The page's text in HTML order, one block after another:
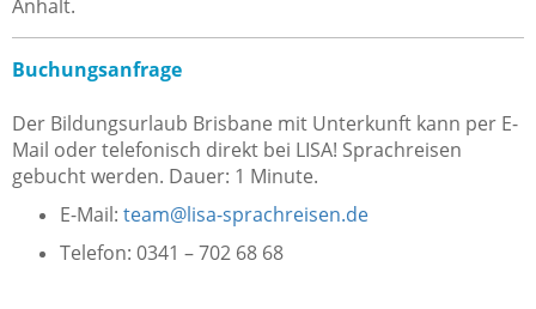
Anhalt.
Buchungsanfrage
Der Bildungsurlaub Brisbane mit Unterkunft kann per E-
Mail oder telefonisch direkt bei LISA! Sprachreisen
gebucht werden. Dauer: 1 Minute.
E-Mail: team@lisa-sprachreisen.de
Telefon: 0341 – 702 68 68